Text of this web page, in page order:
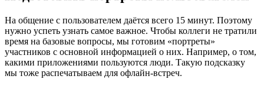
На общение с пользователем даётся всего 15 минут. Поэтому
нужно успеть узнать самое важное. Чтобы коллеги не тратили
время на базовые вопросы, мы готовим «портреты»
участников с основной информацией о них. Например, о том,
какими приложениями пользуются люди. Такую подсказку
мы тоже распечатываем для офлайн-встреч.